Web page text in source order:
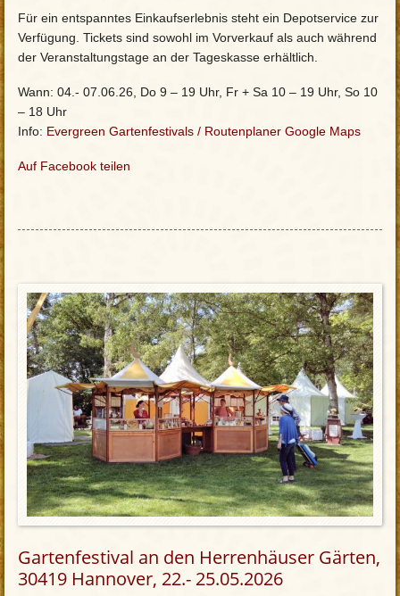
Für ein entspanntes Einkaufserlebnis steht ein Depotservice zur
Verfügung. Tickets sind sowohl im Vorverkauf als auch während
der Veranstaltungstage an der Tageskasse erhältlich.
Wann: 04.- 07.06.26, Do 9 – 19 Uhr, Fr + Sa 10 – 19 Uhr, So 10
– 18 Uhr
Info: Evergreen Gartenfestivals / Routenplaner Google Maps
Auf Facebook teilen
Gartenfestival an den Herrenhäuser Gärten,
30419 Hannover, 22.- 25.05.2026